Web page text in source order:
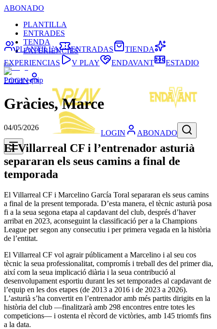
ABONADO
PLANTILLA
ENTRADES
TENDA
EXPERIÈNCIES
LOGIN
LOGIN ABONADO
PLANTILLA ENTRADAS
TIENDA
EXPERIENCIAS
V PLAY ENDAVANT ESTADIO
Primer equip
Gràcies, Marce
04/05/2026
El Villarreal CF i l’entrenador asturià
separaran els seus camins a final de
temporada
El Villarreal CF i Marcelino García Toral separaran els seus camins
a final de la present temporada. D’esta manera, el tècnic asturià posa
fi a la seua segona etapa al capdavant del club, després d’haver
arribat en 2023, aconseguint la classificació per a la Champions
League per segon any consecutiu i per primera vegada en la història
de l’entitat.
El Villarreal CF vol agrair públicament a Marcelino i al seu cos
tècnic la seua professionalitat, compromís i treball des del primer dia,
així com la seua implicació diària i la seua contribució al
desenvolupament esportiu durant les set temporades al capdavant de
l’equip en les dos etapes (de 2013 a 2016 i de 2023 a 2026).
L’asturià s’ha convertit en l’entrenador amb més partits dirigits en la
història del club —finalitzarà amb 298 encontres entre totes les
competicions— i ostenta el rècord de victòries, amb 145 triomfs fins
a la data.